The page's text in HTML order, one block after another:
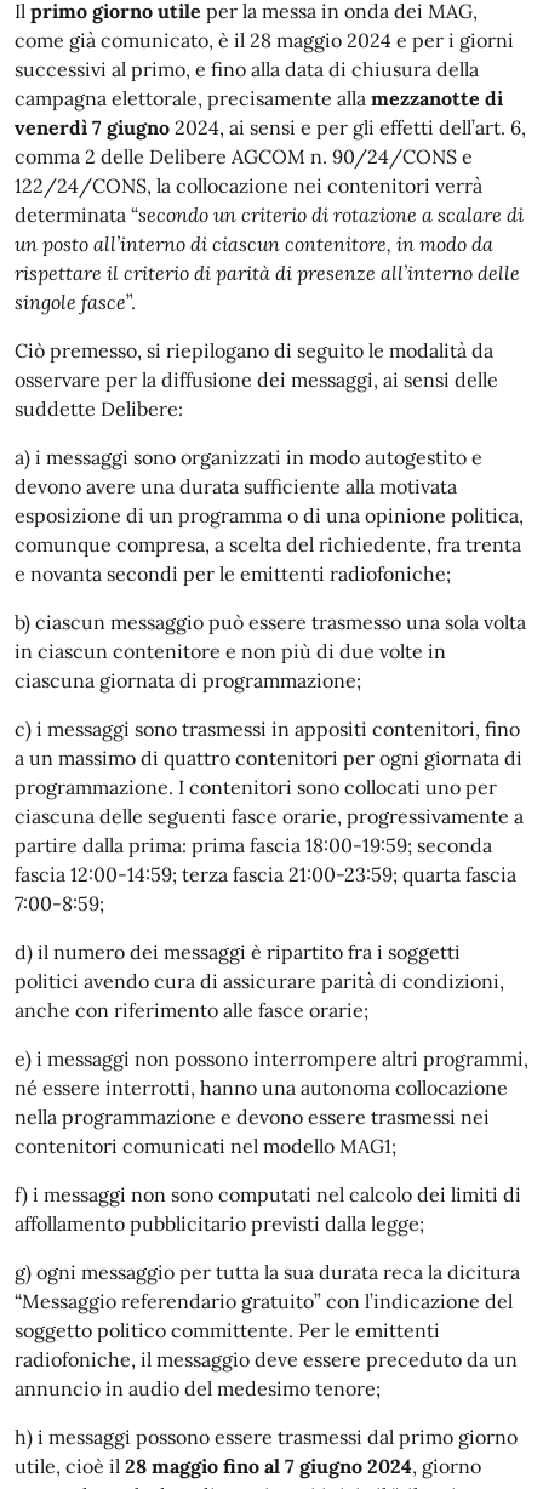
Il primo giorno utile per la messa in onda dei MAG,
come già comunicato, è il 28 maggio 2024 e per i giorni
successivi al primo, e fino alla data di chiusura della
campagna elettorale, precisamente alla mezzanotte di
venerdì 7 giugno 2024, ai sensi e per gli effetti dell’art. 6,
comma 2 delle Delibere AGCOM n. 90/24/CONS e
122/24/CONS, la collocazione nei contenitori verrà
determinata “secondo un criterio di rotazione a scalare di
un posto all’interno di ciascun contenitore, in modo da
rispettare il criterio di parità di presenze all’interno delle
singole fasce”.
Ciò premesso, si riepilogano di seguito le modalità da
osservare per la diffusione dei messaggi, ai sensi delle
suddette Delibere:
a) i messaggi sono organizzati in modo autogestito e
devono avere una durata sufficiente alla motivata
esposizione di un programma o di una opinione politica,
comunque compresa, a scelta del richiedente, fra trenta
e novanta secondi per le emittenti radiofoniche;
b) ciascun messaggio può essere trasmesso una sola volta
in ciascun contenitore e non più di due volte in
ciascuna giornata di programmazione;
c) i messaggi sono trasmessi in appositi contenitori, fino
a un massimo di quattro contenitori per ogni giornata di
programmazione. I contenitori sono collocati uno per
ciascuna delle seguenti fasce orarie, progressivamente a
partire dalla prima: prima fascia 18:00-19:59; seconda
fascia 12:00-14:59; terza fascia 21:00-23:59; quarta fascia
7:00-8:59;
d) il numero dei messaggi è ripartito fra i soggetti
politici avendo cura di assicurare parità di condizioni,
anche con riferimento alle fasce orarie;
e) i messaggi non possono interrompere altri programmi,
né essere interrotti, hanno una autonoma collocazione
nella programmazione e devono essere trasmessi nei
contenitori comunicati nel modello MAG1;
f) i messaggi non sono computati nel calcolo dei limiti di
affollamento pubblicitario previsti dalla legge;
g) ogni messaggio per tutta la sua durata reca la dicitura
“Messaggio referendario gratuito” con l’indicazione del
soggetto politico committente. Per le emittenti
radiofoniche, il messaggio deve essere preceduto da un
annuncio in audio del medesimo tenore;
h) i messaggi possono essere trasmessi dal primo giorno
utile, cioè il 28 maggio fino al 7 giugno 2024, giorno